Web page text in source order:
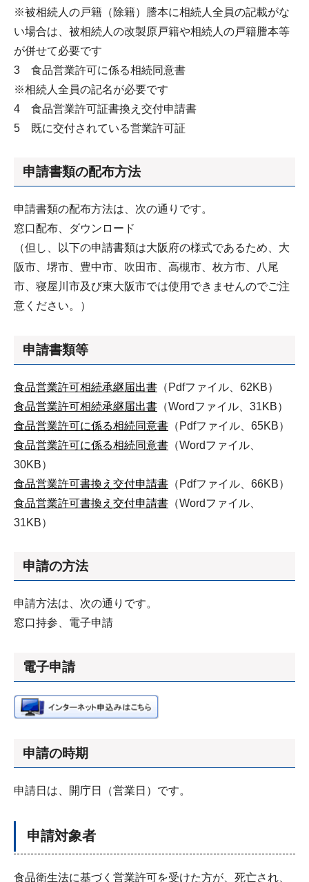
※被相続人の戸籍（除籍）謄本に相続人全員の記載がな
い場合は、被相続人の改製原戸籍や相続人の戸籍謄本等
が併せて必要です
3 食品営業許可に係る相続同意書
※相続人全員の記名が必要です
4 食品営業許可証書換え交付申請書
5 既に交付されている営業許可証
申請書類の配布方法
申請書類の配布方法は、次の通りです。
窓口配布、ダウンロード
（但し、以下の申請書類は大阪府の様式であるため、大
阪市、堺市、豊中市、吹田市、高槻市、枚方市、八尾
市、寝屋川市及び東大阪市では使用できませんのでご注
意ください。）
申請書類等
食品営業許可相続承継届出書 （Pdfファイル、62KB）
食品営業許可相続承継届出書 （Wordファイル、31KB）
食品営業許可に係る相続同意書 （Pdfファイル、65KB）
食品営業許可に係る相続同意書 （Wordファイル、
30KB）
食品営業許可書換え交付申請書 （Pdfファイル、66KB）
食品営業許可書換え交付申請書 （Wordファイル、
31KB）
申請の方法
申請方法は、次の通りです。
窓口持参、電子申請
電子申請
申請の時期
申請日は、開庁日（営業日）です。
申請対象者
食品衛生法に基づく営業許可を受けた方が、死亡され、